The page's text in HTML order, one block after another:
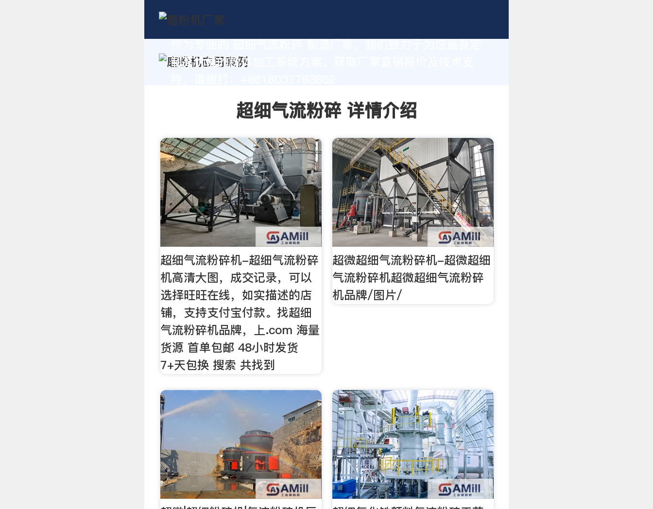
制高价值的粉体加工系统方案。获取厂家直销报价及技术支
超细气流粉碎 详情介绍
超细气流粉碎机-超细气流粉碎
机高清大图，成交记录，可以
选择旺旺在线，如实描述的店
铺，支持支付宝付款。找超细
气流粉碎机品牌，上.com 海量
货源 首单包邮 48小时发货
7+天包换 搜索 共找到
超微超细气流粉碎机-超微超细
气流粉碎机超微超细气流粉碎
机品牌/图片/